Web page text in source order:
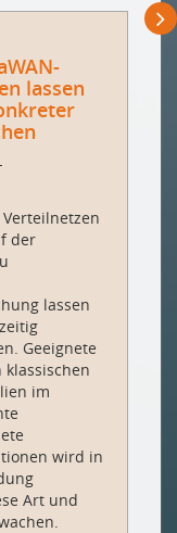
lassen
der
lassen
Geeignete
im
wird in
Art und